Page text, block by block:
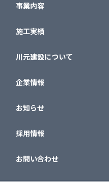
事業内容
施工実績
川元建設について
企業情報
お知らせ
採用情報
お問い合わせ